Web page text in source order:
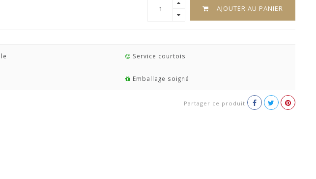
AJOUTER AU PANIER
Service courtois
Emballage soigné
Partager ce produit